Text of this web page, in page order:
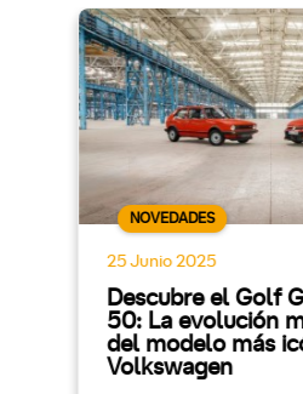
NOVEDADES
25 Junio 2025
Descubre el Golf
50: La evolución
del modelo más
Volkswagen